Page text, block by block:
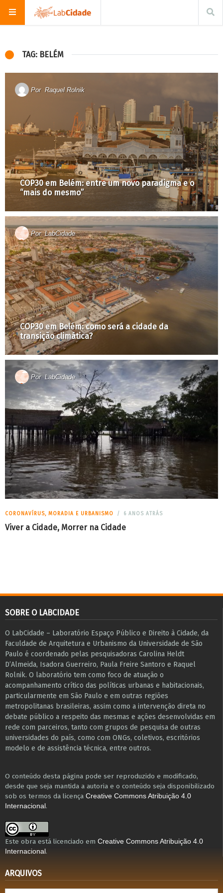
TAG: BELÉM
Por Raquel Rolnik
COP30 em Belém: entre um novo paradigma e o
“mais do mesmo”
PorLabCidade
COP30 em Belém: como será a cidade da
transição climática?
PorLabCidade
CORONAVÍRUS, MORADIA E URBANISMO 6 ANOS ATRÁS
Viver a Cidade, Morrer na Cidade
SOBRE O LABCIDADE
O LabCidade – Laboratório Espaço Público e Direito à Cidade, da
Faculdade de Arquitetura e Urbanismo da Universidade de São
Paulo é coordenado pelas pesquisadoras Carolina Heldt
D’Almeida, Isadora Guerreiro, Paula Freire Santoro e Raquel
Rolnik. O laboratório tem como foco de atuação o
acompanhamento crítico das políticas urbanas e habitacionais,
particularmente em São Paulo e ​em outras regiões
metropolitanas brasileiras, assim como a intervenção direta no
debate público a respeito das mesmas e ações desenvolvidas em
r​e​de com parceiros, tanto com grupos de pesquisa ​de outras
universidades do país, como com ONGs, coletivos, escritórios
modelo e de assistência técnica​, entre outros​.
O conteúdo desta página pode ser reproduzido e modificado,
desde que seja mantida a autoria e o conteúdo seja disponibilizado
sob os termos da licença Creative Commons Atribuição 4.0
Internacional.
Este obra está licenciado em Creative Commons Atribuição 4.0
Internacional.
ARQUIVOS